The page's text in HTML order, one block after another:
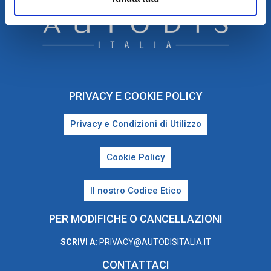
PRIVACY E COOKIE POLICY
Privacy e Condizioni di Utilizzo
Cookie Policy
Il nostro Codice Etico
PER MODIFICHE O CANCELLAZIONI
SCRIVI A: PRIVACY@AUTODISITALIA.IT
CONTATTACI